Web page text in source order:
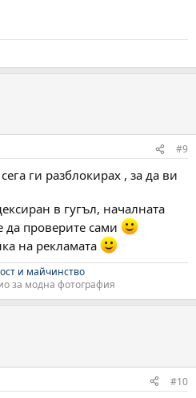
#9
ги разблокирах , за да ви
в гугъл, началната
да проверите сами
на рекламата
и майчинство
за модна фотография
#10